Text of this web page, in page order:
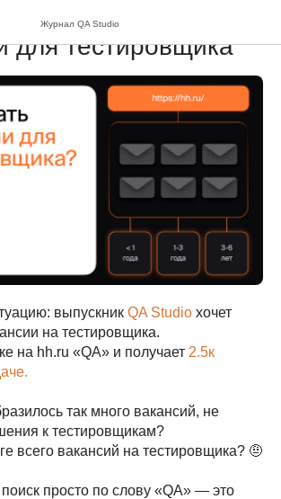
Журнал QA Studio
для тестировщика
выпускник QA Studio хочет
на тестировщика.
на hh.ru «QA» и получает 2.5к
так много вакансий, не
к тестировщикам?
всего вакансий на тестировщика? 🤨
просто по слову «QA» — это